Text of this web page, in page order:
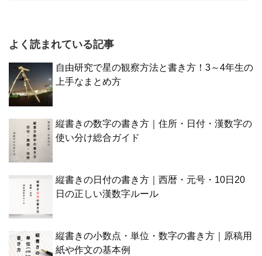
よく読まれている記事
自由研究で星の観察方法と書き方！3～4年生の
上手なまとめ方
縦書きの数字の書き方｜住所・日付・漢数字の
使い分け総合ガイド
縦書きの日付の書き方｜西暦・元号・10日20
日の正しい漢数字ルール
縦書きの小数点・単位・数字の書き方｜原稿用
紙や作文の基本例